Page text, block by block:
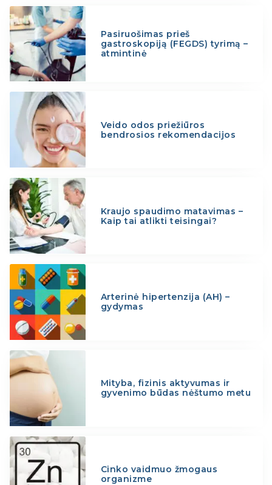
Pasiruošimas prieš
gastroskopiją (FEGDS) tyrimą –
atmintinė
Veido odos priežiūros
bendrosios rekomendacijos
Kraujo spaudimo matavimas –
Kaip tai atlikti teisingai?
Arterinė hipertenzija (AH) –
gydymas
Mityba, fizinis aktyvumas ir
gyvenimo būdas nėštumo metu
Cinko vaidmuo žmogaus
organizme